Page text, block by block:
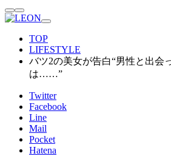
TOP
LIFESTYLE
バツ2の美女が告白“男性と出会
は……”
Twitter
Facebook
Line
Mail
Pocket
Hatena